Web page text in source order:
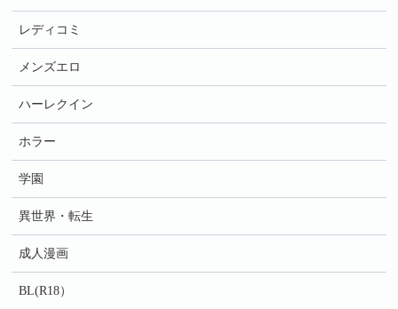
レディコミ
メンズエロ
ハーレクイン
ホラー
学園
異世界・転生
成人漫画
BL(R18）